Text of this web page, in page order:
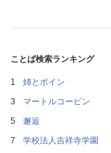
ことば検索ランキング
姉とボイン
マートルコービン
邂逅
学校法人吉祥寺学園